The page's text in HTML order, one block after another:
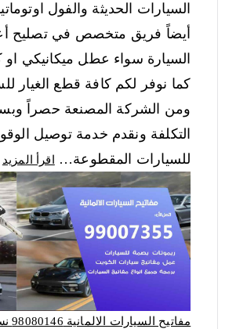
السيارات الحديثة والفول
أيضاً فريق متخصص في تصليح
السيارة سواء عطل ميكانيكي او
كما نوفر لكم كافة قطع الغيار
ومن الشركة المصنعة حصراً
التكلفة ونقدم خدمة توصيل
للسيارات المقطوعة…
اقرأ المزيد
مفاتيح